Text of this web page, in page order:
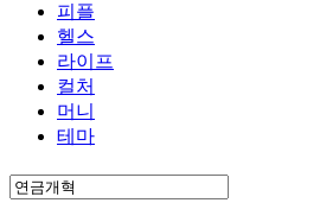
피플
헬스
라이프
컬처
머니
테마